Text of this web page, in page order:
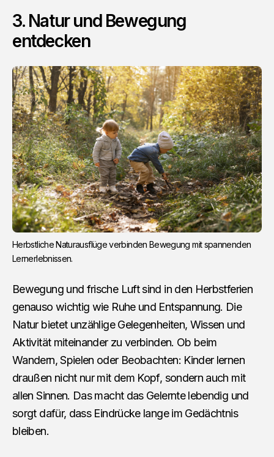
3. Natur und Bewegung
entdecken
Herbstliche Naturausflüge verbinden Bewegung mit spannenden
Lernerlebnissen.
Bewegung und frische Luft sind in den Herbstferien
genauso wichtig wie Ruhe und Entspannung. Die
Natur bietet unzählige Gelegenheiten, Wissen und
Aktivität miteinander zu verbinden. Ob beim
Wandern, Spielen oder Beobachten: Kinder lernen
draußen nicht nur mit dem Kopf, sondern auch mit
allen Sinnen. Das macht das Gelernte lebendig und
sorgt dafür, dass Eindrücke lange im Gedächtnis
bleiben.